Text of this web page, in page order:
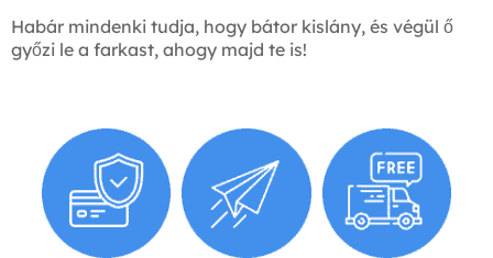
Habár mindenki tudja, hogy bátor kislány, és végül ő
győzi le a farkast, ahogy majd te is!